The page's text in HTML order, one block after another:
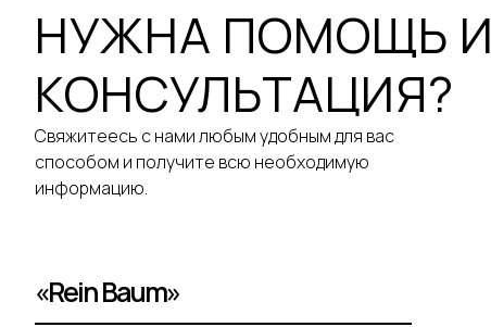
НУЖНА ПОМОЩЬ И
КОНСУЛЬТАЦИЯ?
Свяжитеесь с нами любым удобным для вас
способом и получите всю необходимую
информацию.
«Rein Baum»